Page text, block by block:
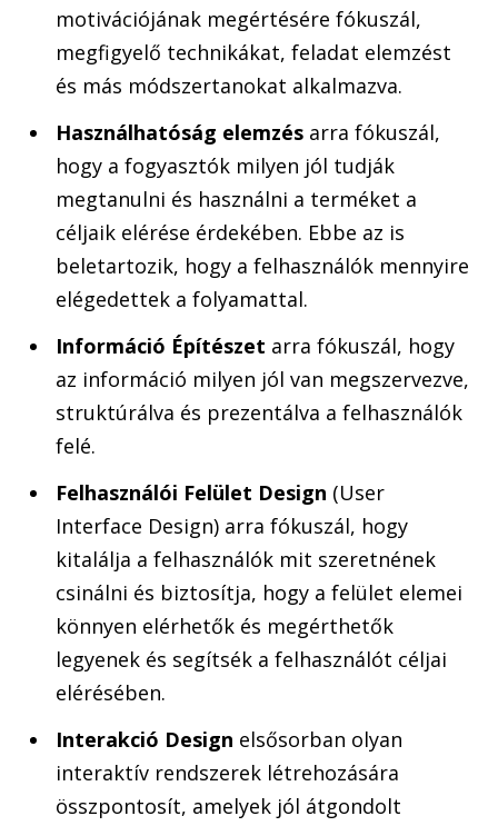
motivációjának megértésére fókuszál,
megfigyelő technikákat, feladat elemzést
és más módszertanokat alkalmazva.
Használhatóság elemzés arra fókuszál,
hogy a fogyasztók milyen jól tudják
megtanulni és használni a terméket a
céljaik elérése érdekében. Ebbe az is
beletartozik, hogy a felhasználók mennyire
elégedettek a folyamattal.
Információ Építészet arra fókuszál, hogy
az információ milyen jól van megszervezve,
struktúrálva és prezentálva a felhasználók
felé.
Felhasználói Felület Design (User
Interface Design) arra fókuszál, hogy
kitalálja a felhasználók mit szeretnének
csinálni és biztosítja, hogy a felület elemei
könnyen elérhetők és megérthetők
legyenek és segítsék a felhasználót céljai
elérésében.
Interakció Design elsősorban olyan
interaktív rendszerek létrehozására
összpontosít, amelyek jól átgondolt